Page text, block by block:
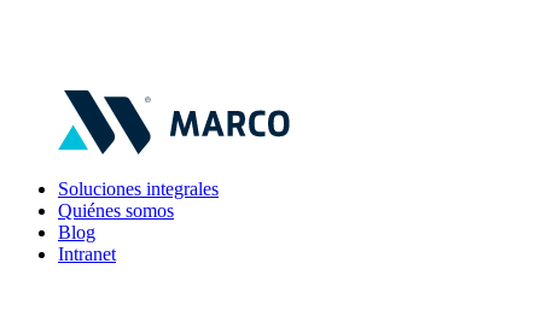
Soluciones integrales
Quiénes somos
Blog
Intranet